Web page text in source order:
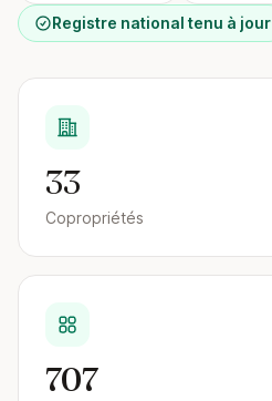
Registre national tenu à jour
33
Copropriétés
707